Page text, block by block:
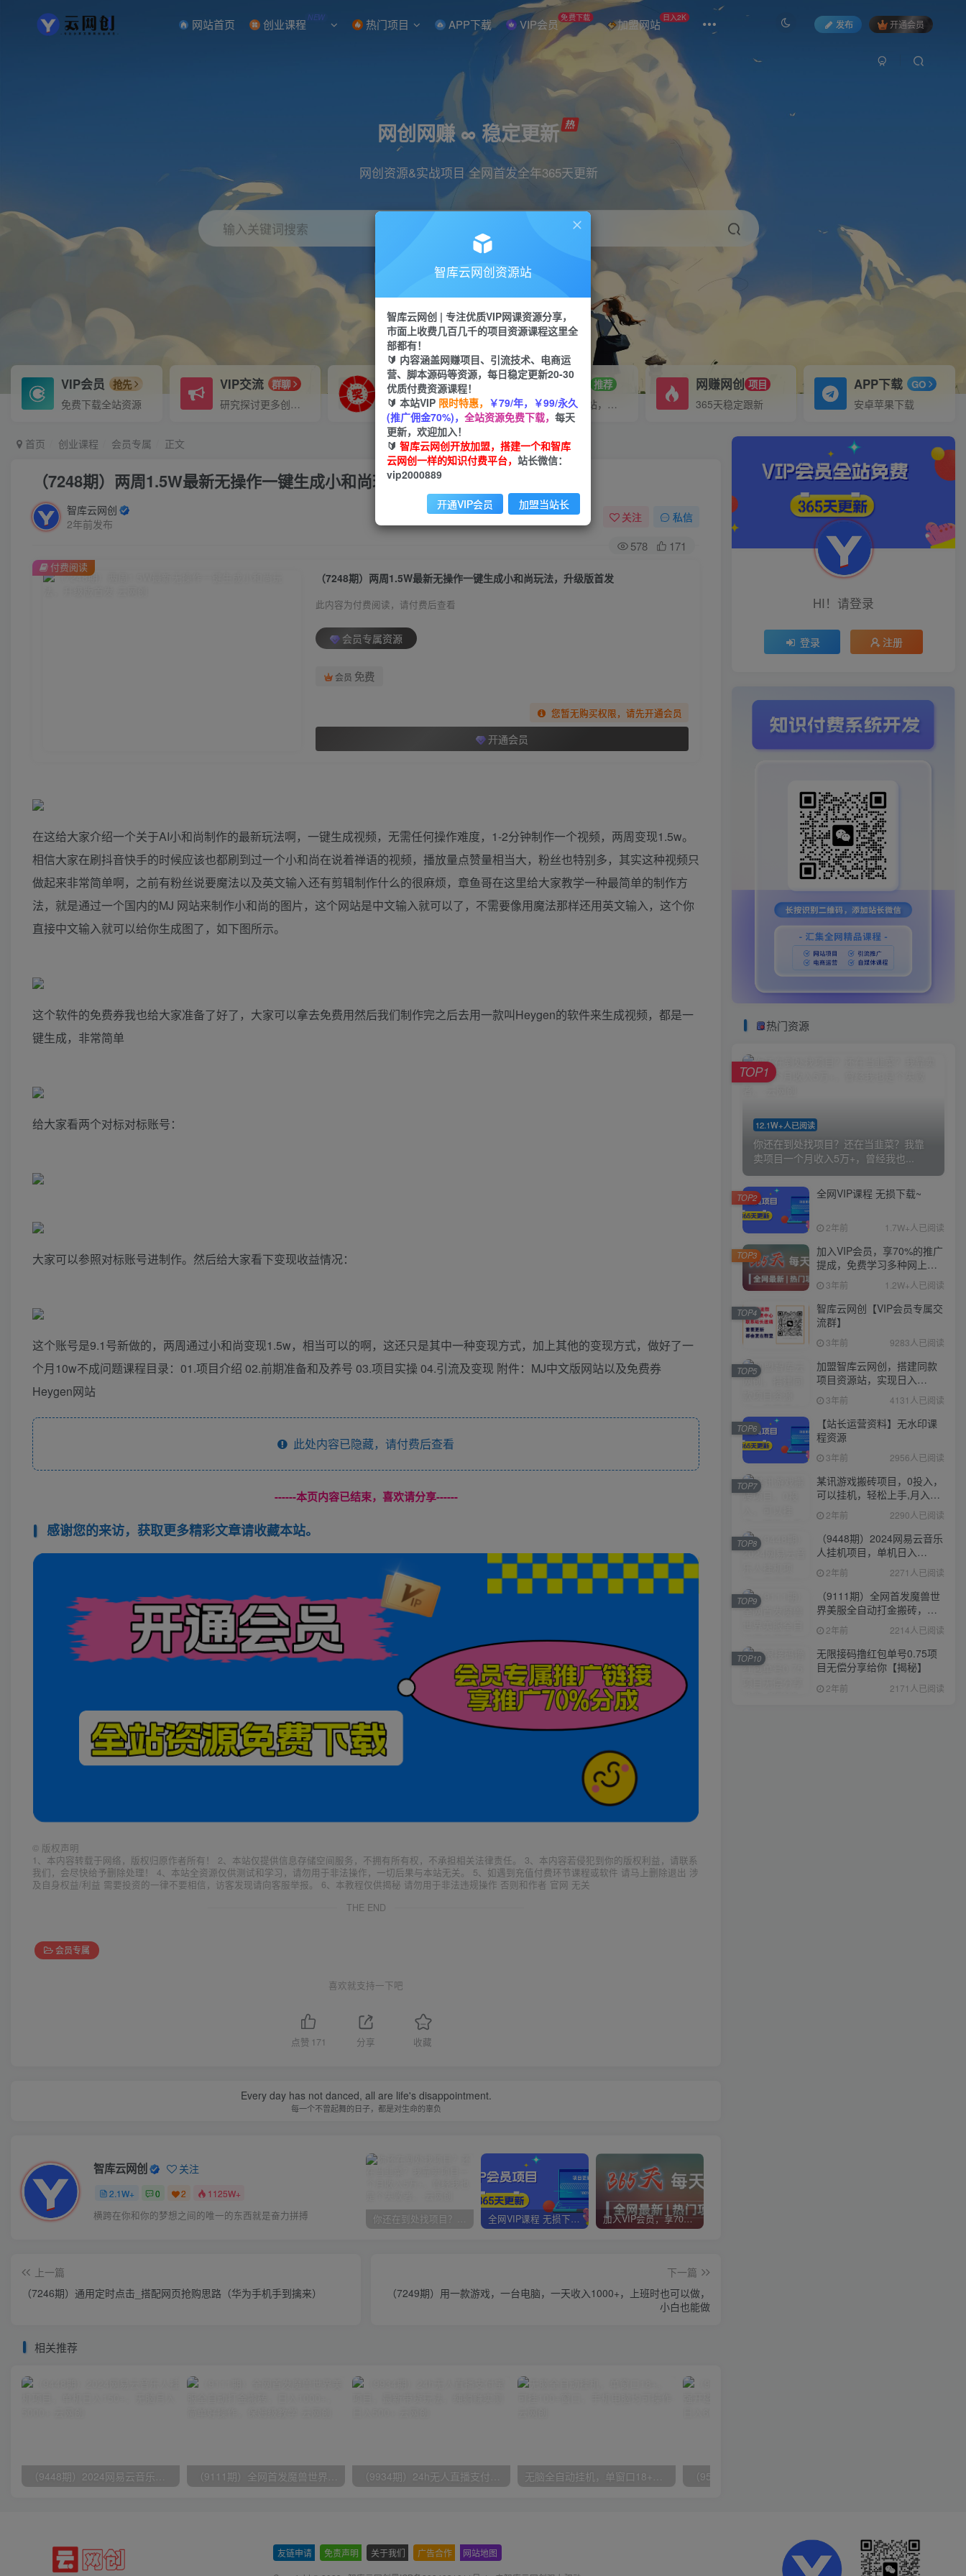
网站首页 创业课程 NEW 热门项目 APP下载 VIP会员 免费下载 加盟网站 日入2K
发布 开通会员
网创网赚 ∞ 稳定更新
网创资源&实战项目 全网首发全年365天更新
输入关键词搜索
直播 小红书 剪辑
VIP会员 抢先
免费下载全站资源
VIP交流 群聊
研究探讨更多创业项目路子。
VIP推广
70%分佣
会员专属推广链接
招募站长 推荐
搭建同款网站，自己当老板
网赚网创 项目
365天稳定跟新
APP下载 GO
安卓苹果下载
首页 创业课程 会员专属 正文
（7248期）两周1.5W最新无操作一键生成小和尚玩法，升级版首发
智库云网创
2年前发布
关注 私信
578 171
（7248期）两周1.5W最新无操作一键生成小和尚玩法，升级版首发
此内容为付费阅读，请付费后查看
会员专属资源
会员 免费
您暂无购买权限，请先开通会员
开通会员
付费阅读
在这给大家介绍一个关于AI小和尚制作的最新玩法啊，一键生成视频，无需任何操作难度，1-2分钟制作一个视频，两周变现1.5w。
相信大家在刷抖音快手的时候应该也都刷到过一个小和尚在说着禅语的视频，播放量点赞量相当大，粉丝也特别多，其实这种视频只
做起来非常简单啊，之前有粉丝说要魔法以及英文输入还有剪辑制作什么的很麻烦，章鱼哥在这里给大家教学一种最简单的制作方
法，就是通过一个国内的MJ 网站来制作小和尚的图片，这个网站是中文输入就可以了，不需要像用魔法那样还用英文输入，这个你
直接中文输入就可以给你生成图了，如下图所示。
这个软件的免费券我也给大家准备了好了，大家可以拿去免费用然后我们制作完之后去用一款叫Heygen的软件来生成视频，都是一
键生成，非常简单
给大家看两个对标对标账号：
大家可以参照对标账号进制作。然后给大家看下变现收益情况：
这个账号是9.1号新做的，两周通过小和尚变现1.5w，相当可以的啊，这还只是其中一种变现方式，加上其他的变现方式，做好了一
个月10w不成问题课程目录：01.项目介绍 02.前期准备和及养号 03.项目实操 04.引流及变现 附件：MJ中文版网站以及免费券
Heygen网站
此处内容已隐藏，请付费后查看
------本页内容已结束，喜欢请分享------
感谢您的来访，获取更多精彩文章请收藏本站。
© 版权声明
1、本内容转载于网络，版权归原作者所有！ 2、本站仅提供信息存储空间服务，不拥有所有权，不承担相关法律责任。 3、本内容若侵犯到你的版权利益，请联系
我们，会尽快给予删除处理！ 4、本站全资源仅供测试和学习，请勿用于非法操作，一切后果与本站无关。 5、如遇到充值付费环节课程或软件 请马上删除退出 涉
及自身权益/利益 需要投资的一律不要相信，访客发现请向客服举报。 6、本教程仅供揭秘 请勿用于非法违规操作 否则和作者 官网 无关
THE END
会员专属
喜欢就支持一下吧
点赞 171 分享 收藏
Every day has not danced, all are life's disappointment.
每一个不曾起舞的日子，都是对生命的辜负
智库云网创 关注
2.1W+ 0 2 1125W+
横跨在你和你的梦想之间的唯一的东西就是奋力拼搏 你还在到处找项目？还在当韭菜？我靠卖项目一个月收入5万+，曾经我也是个失败者。 全网VIP课程 无损下载~ 加入VIP会员，享70%的推广提成，免费学习多种网上创业课程，菜鸟秒变大神！
上一篇
（7246期）通用定时点击_搭配网页抢购思路（华为手机手到擒来）
下一篇
（7249期）用一款游戏，一台电脑，一天收入1000+，上班时也可以做，
小白也能做
相关推荐
（9448期）2024网易云音乐人挂机项目，单机日入150+，无脑月入5000+ （9111期）全网首发魔兽世界美服全自动打金搬砖，日入1000+，简单好操作，保姆级教学 （9934期）24h无人直播支付宝项目，最新带货玩法，纯躺赚实测日入500+ 无脑全自动挂机，单窗口18+，可挂100+窗口，手机电脑均可操作
HI！请登录
登录 注册
热门资源
12.1W+人已阅读
你还在到处找项目？还在当韭菜？我靠
卖项目一个月收入5万+，曾经我也...
TOP1
全网VIP课程 无损下载~
2年前 1.7W+人已阅读
TOP2
加入VIP会员，享70%的推广
提成，免费学习多种网上创
业课程，菜鸟秒变大神！
3年前 1.2W+人已阅读
TOP3
智库云网创【VIP会员专属交
流群】
3年前 9283人已阅读
TOP4
加盟智库云网创，搭建同款
项目资源站，实现日入
2000+
3年前 4131人已阅读
TOP5
【站长运营资料】无水印课
程资源
3年前 2956人已阅读
TOP6
某讯游戏搬砖项目，0投入，
可以挂机，轻松上手,月入
3000+上不封顶
2年前 2290人已阅读
TOP7
（9448期）2024网易云音乐
人挂机项目，单机日入
150+，无脑月入5000+
2年前 2271人已阅读
TOP8
（9111期）全网首发魔兽世
界美服全自动打金搬砖，日
入1000+，简单好操作，保
姆级教学
2年前 2214人已阅读
TOP9
无限接码撸红包单号0.75项
目无偿分享给你【揭秘】
2年前 2171人已阅读
TOP10
友链申请 免责声明 关于我们 广告合作 网站地图
智库云网创资源站
智库云网创 | 专注优质VIP网课资源分享，
市面上收费几百几千的项目资源课程这里全
部都有！
🔰 内容涵盖网赚项目、引流技术、电商运
营、脚本源码等资源，每日稳定更新20-30
优质付费资源课程！
🔰 本站VIP 限时特惠， ￥79/年，￥99/永久
(推广佣金70%)， 全站资源免费下载， 每天
更新，欢迎加入！
🔰 智库云网创开放加盟，搭建一个和智库
云网创一样的知识付费平台， 站长微信：
vip2000889
开通VIP会员 加盟当站长